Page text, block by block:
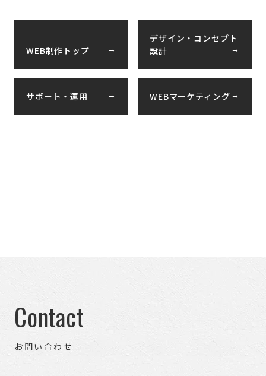
WEB制作トップ →
デザイン・コンセプト
設計
→
サポート・運用 → WEBマーケティング →
Contact
お問い合わせ